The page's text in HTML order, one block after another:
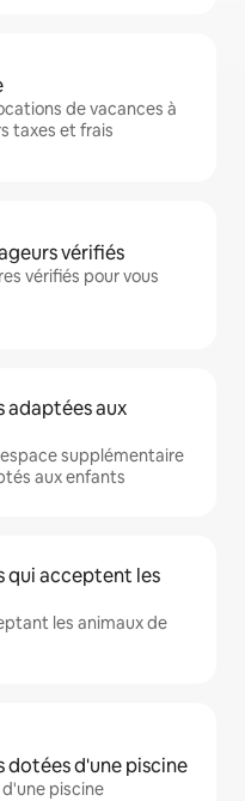
de vacances à
taxes et frais
vérifiés
vérifiés pour vous
adaptées aux
supplémentaire
aux enfants
qui acceptent les
les animaux de
dotées d'une piscine
piscine